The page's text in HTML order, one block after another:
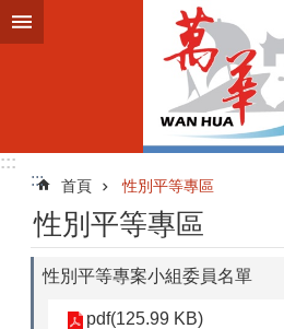
跳到主要內容區塊
:::
:::
首頁 性別平等專區
性別平等專區
性別平等專案小組委員名單
pdf(125.99 KB)